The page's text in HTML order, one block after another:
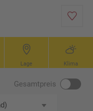
Lage Klima
Gesamtpreis